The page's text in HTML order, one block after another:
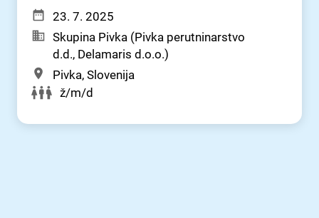
23. 7. 2025
Skupina Pivka (Pivka perutninarstvo
d.d., Delamaris d.o.o.)
Pivka, Slovenija
ž/m/d